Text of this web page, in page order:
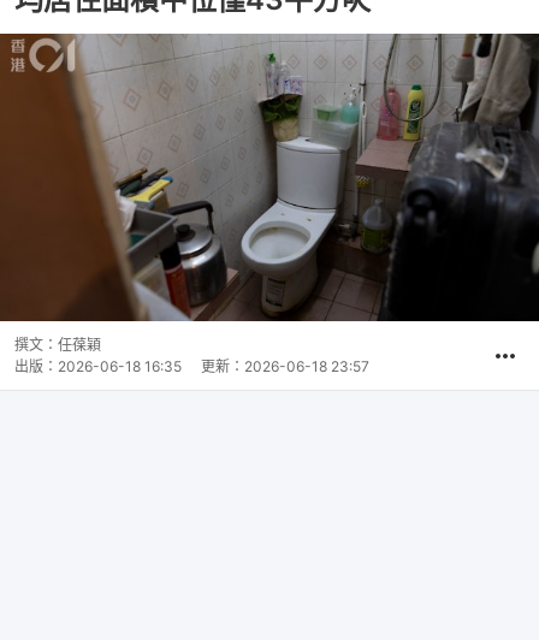
撰文： 任葆穎
出版： 2026-06-18 16:35 更新： 2026-06-18 23:57